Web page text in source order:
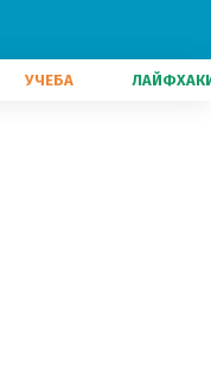
УЧЕБА